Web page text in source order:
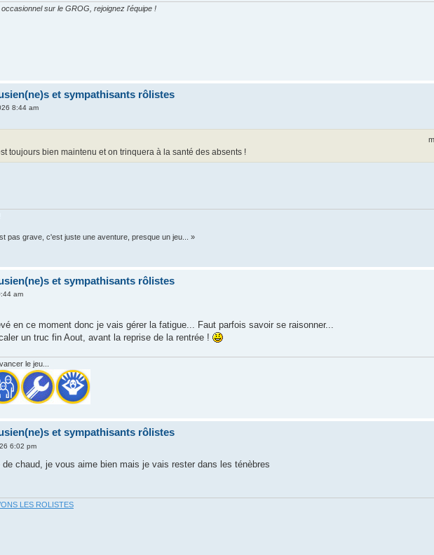
sur le GROG, rejoignez l'équipe !
et sympathisants rôlistes
8:44 am
toujours bien maintenu et on trinquera à la santé des absents !
pas grave, c'est juste une aventure, presque un jeu... »
et sympathisants rôlistes
am
en ce moment donc je vais gérer la fatigue... Faut parfois savoir se raisonner...
un truc fin Aout, avant la reprise de la rentrée !
le jeu...
et sympathisants rôlistes
6:02 pm
chaud, je vous aime bien mais je vais rester dans les ténèbres
LES ROLISTES